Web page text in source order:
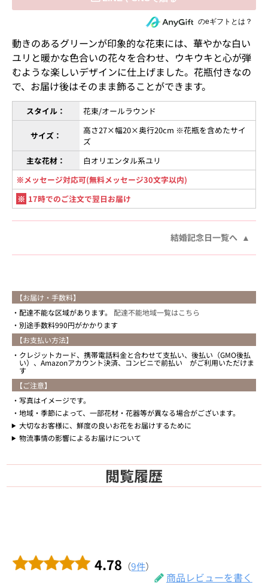
住所を知らない相手にeギフトで贈るのeギフトとは？
動きのあるグリーンが印象的な花束には、華やかな白い
ユリと暖かな色合いの花々を合わせ、ウキウキと心が弾
むような楽しいデザインに仕上げました。花瓶付きなの
で、お届け後はそのまま飾ることができます。
スタイル： 花束/オールラウンド
サイズ：
高さ27×幅20×奥行20cm ※花瓶を含めたサイ
ズ
主な花材：
白オリエンタル系ユリ
※メッセージ対応可(無料メッセージ30文字以内)
※ 17時でのご注文で翌日お届け
結婚記念日一覧へ
【お届け・手数料】
配達不能な区域があります。 配達不能地域一覧はこちら
別途手数料990円がかかります
【お支払い方法】
クレジットカード、携帯電話料金と合わせて支払い、後払い（GMO後払
い）、Amazonアカウント決済、コンビニで前払い がご利用いただけま
す
【ご注意】
写真はイメージです。
地域・季節によって、一部花材・花器等が異なる場合がございます。
大切なお客様に、鮮度の良いお花をお届けするために
物流事情の影響によるお届けについて
閲覧履歴
4.78 （9件）
商品レビューを書く